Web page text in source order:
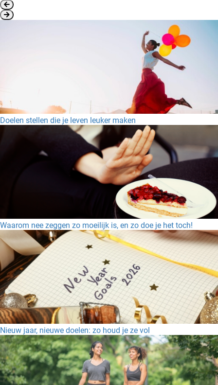
Doelen stellen die je leven leuker maken
Waarom nee zeggen zo moeilijk is, en zo doe je het toch!
Nieuw jaar, nieuwe doelen: zo houd je ze vol